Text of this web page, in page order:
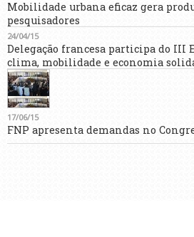
Mobilidade urbana eficaz gera
pesquisadores
24/04/15
Delegação francesa participa do III
clima, mobilidade e economia
17/06/15
FNP apresenta demandas no